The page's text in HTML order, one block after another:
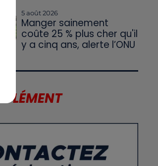
5 août 2026
Manger sainement
coûte 25 % plus cher qu'il
y a cinq ans, alerte l’ONU